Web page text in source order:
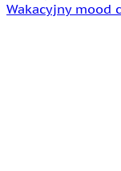
Wakacyjny mood